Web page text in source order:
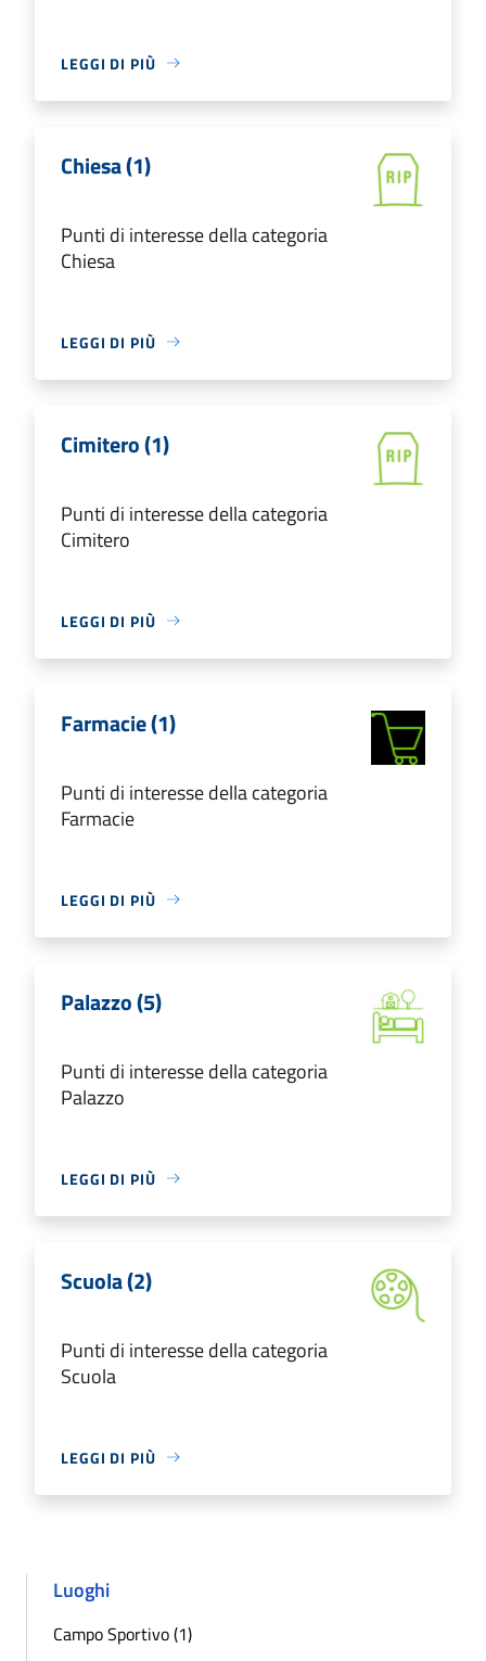
LEGGI DI PIÙ
Chiesa (1)
Punti di interesse della categoria
Chiesa
LEGGI DI PIÙ
Cimitero (1)
Punti di interesse della categoria
Cimitero
LEGGI DI PIÙ
Farmacie (1)
Punti di interesse della categoria
Farmacie
LEGGI DI PIÙ
Palazzo (5)
Punti di interesse della categoria
Palazzo
LEGGI DI PIÙ
Scuola (2)
Punti di interesse della categoria
Scuola
LEGGI DI PIÙ
Luoghi
Campo Sportivo (1)